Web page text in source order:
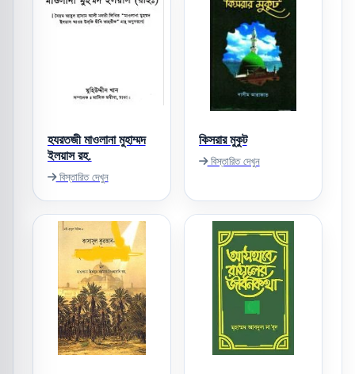
হযরতজী মাওলানা মুহাম্মদ
ইলয়াস রহ.
বিস্তারিত দেখুন
কিসরার মুকুট
বিস্তারিত দেখুন